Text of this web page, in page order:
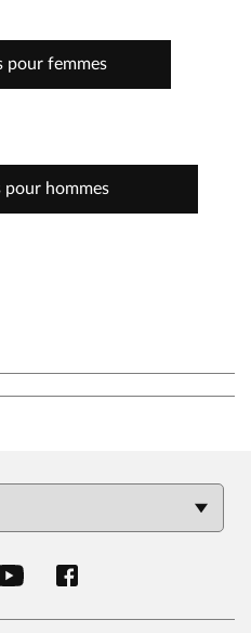
pour femmes
pour hommes